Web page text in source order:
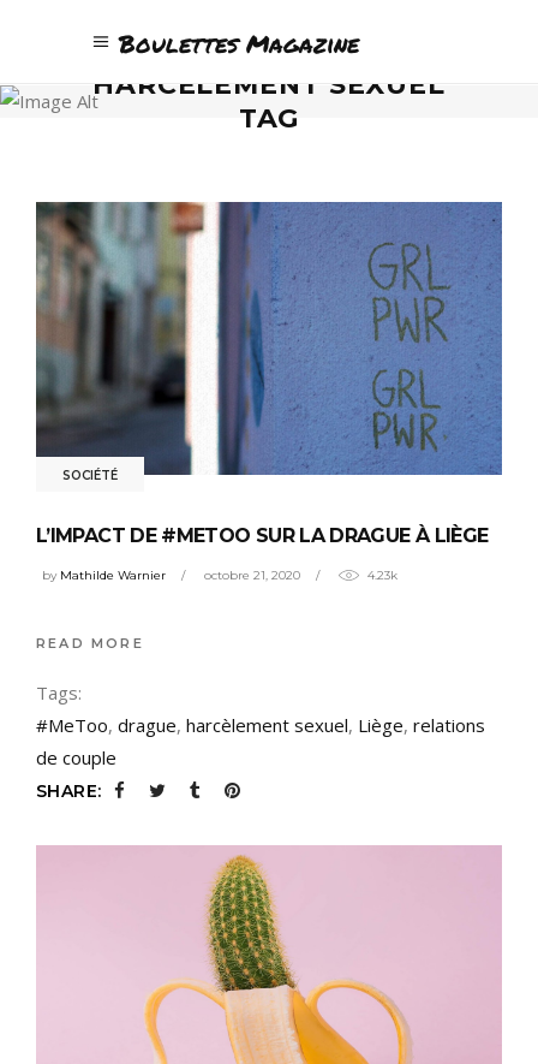
Boulettes Magazine
HARCÈLEMENT SEXUEL
TAG
SOCIÉTÉ
L’IMPACT DE #METOO SUR LA DRAGUE À LIÈGE
by Mathilde Warnier octobre 21, 2020 4.23k
READ MORE
Tags:
#MeToo, drague, harcèlement sexuel, Liège, relations
de couple
SHARE: